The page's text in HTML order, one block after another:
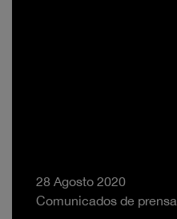
28 Agosto 2020
Comunicados de prensa